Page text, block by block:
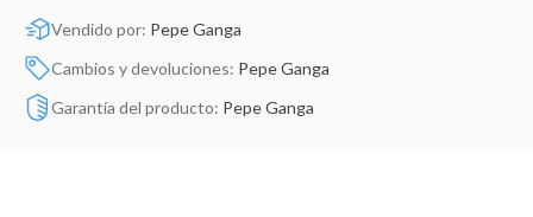
Vendido por: Pepe Ganga
Cambios y devoluciones: Pepe Ganga
Garantía del producto: Pepe Ganga